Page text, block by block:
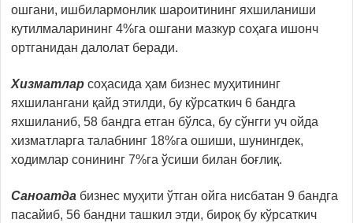
ошгани, ишбилармонлик шароитининг яхшиланиши
кутилмаларининг 4%га ошгани мазкур соҳага ишонч
ортганидан далолат беради.
Хизматлар соҳасида ҳам бизнес муҳитининг
яхшилангани қайд этилди, бу кўрсаткич 6 бандга
яхшиланиб, 58 бандга етган бўлса, бу сўнгги уч ойда
хизматларга талабнинг 18%га ошиши, шунингдек,
ходимлар сонининг 7%га ўсиши билан боғлиқ.
Саноатда бизнес муҳити ўтган ойга нисбатан 9 бандга
пасайиб, 56 бандни ташкил этди, бироқ бу кўрсаткич